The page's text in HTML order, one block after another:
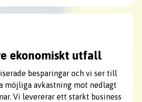
ekonomiskt utfall
besparingar och vi ser till
möjliga avkastning mot nedlagt
Vi levererar ett starkt business